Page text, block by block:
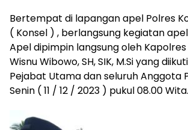
Bertempat di lapangan apel Polres
( Konsel ) , berlangsung kegiatan
Apel dipimpin langsung oleh Kapolres
Wisnu Wibowo, SH, SIK, M.Si yang
Pejabat Utama dan seluruh Anggota
Senin ( 11 / 12 / 2023 ) pukul 08.00 Wita.